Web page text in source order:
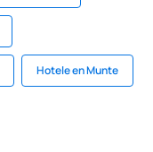
Hotele en Munte